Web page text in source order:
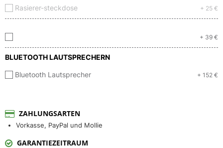
Rasierer-steckdose + 25 €
+ 39 €
BLUETOOTH LAUTSPRECHERN
Bluetooth Lautsprecher + 152 €
ZAHLUNGSARTEN
Vorkasse, PayPal und Mollie
GARANTIEZEITRAUM